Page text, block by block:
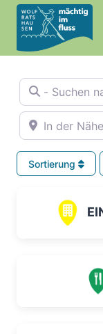
Zum
Inhalt
springen
- Suchen nach
In der Nähe
Sortierung